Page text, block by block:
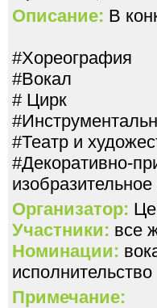
Описание: В
#Хореография
#Вокал
# Цирк
#Театр и
#Декоративно-
Организатор:
Участники: все
Номинации:
исполнительство
Примечание: